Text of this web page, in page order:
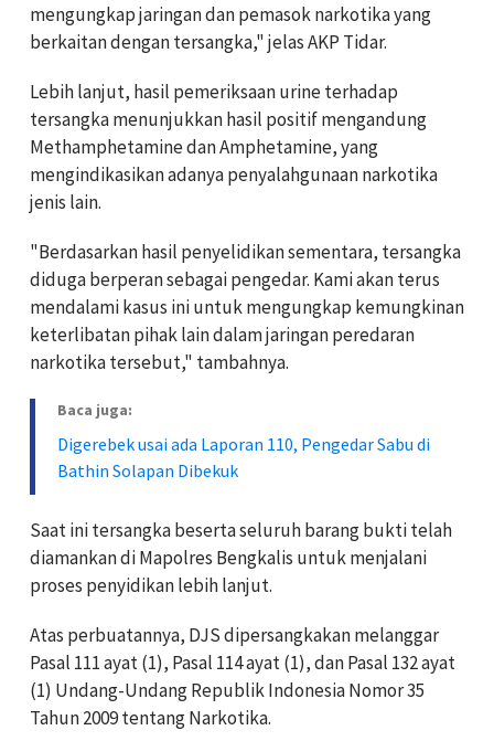
mengungkap jaringan dan pemasok narkotika yang
berkaitan dengan tersangka," jelas AKP Tidar.
Lebih lanjut, hasil pemeriksaan urine terhadap
tersangka menunjukkan hasil positif mengandung
Methamphetamine dan Amphetamine, yang
mengindikasikan adanya penyalahgunaan narkotika
jenis lain.
"Berdasarkan hasil penyelidikan sementara, tersangka
diduga berperan sebagai pengedar. Kami akan terus
mendalami kasus ini untuk mengungkap kemungkinan
keterlibatan pihak lain dalam jaringan peredaran
narkotika tersebut," tambahnya.
Baca juga:
Digerebek usai ada Laporan 110, Pengedar Sabu di
Bathin Solapan Dibekuk
Saat ini tersangka beserta seluruh barang bukti telah
diamankan di Mapolres Bengkalis untuk menjalani
proses penyidikan lebih lanjut.
Atas perbuatannya, DJS dipersangkakan melanggar
Pasal 111 ayat (1), Pasal 114 ayat (1), dan Pasal 132 ayat
(1) Undang-Undang Republik Indonesia Nomor 35
Tahun 2009 tentang Narkotika.